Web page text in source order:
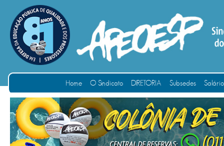
Home O Sindicato DIRETORIA Subsedes